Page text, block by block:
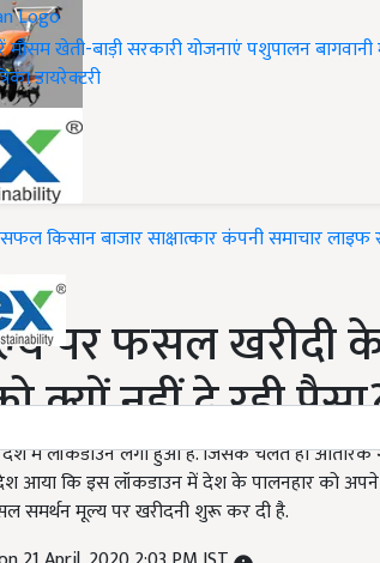
मौसमखेती-बाड़ीसरकारी योजनाएंपशुपालनबागवानी
डायरेक्टरी
सफल किसानबाजारसाक्षात्कारकंपनी समाचारलाइफ
पर फसल खरीदी
क्यों नहीं दे रही
में लॉकडाउन लगा हुआ है. जिसके चलते ही आंतरिक
कि इस लॉकडाउन में देश के पालनहार को अपने
समर्थन मूल्य पर खरीदनी शुरू कर दी है.